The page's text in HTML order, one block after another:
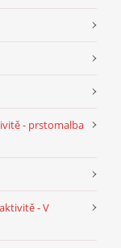
- prstomalba
- V